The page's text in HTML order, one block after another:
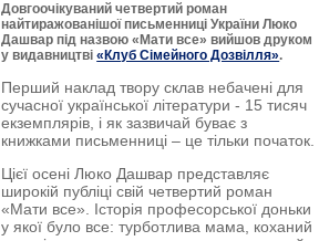
Довгоочікуваний четвертий роман
найтиражованішої письменниці України Люко
Дашвар під назвою «Мати все» вийшов друком
у видавництві«Клуб Сімейного Дозвілля».
Перший наклад твору склав небачені для
сучасної української літератури - 15 тисяч
екземплярів, і як зазвичай буває з
книжками письменниці – це тільки початок.
Цієї осені Люко Дашвар представляє
широкій публіці свій четвертий роман
«Мати все». Історія професорської доньки
у якої було все: турботлива мама, коханий